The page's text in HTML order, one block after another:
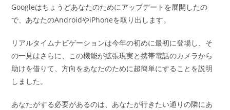
Googleはちょうどあなたのためにアップデートを展開したの
で、あなたのAndroidやiPhoneを取り出します。
リアルタイムナビゲーションは今年の初めに最初に登場し、そ
の一見はさらに、この機能が拡張現実と携帯電話のカメラから
助けを借りて、方向をあなたのために超簡単にすることを説明
しました。
あなたがする必要があるのは、あなたが行きたい通りの隣にあ